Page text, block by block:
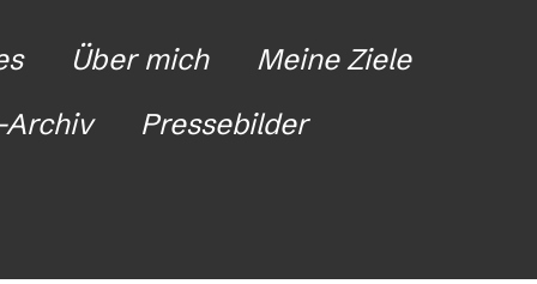
Über mich
Meine Ziele
Archiv Pressebilder